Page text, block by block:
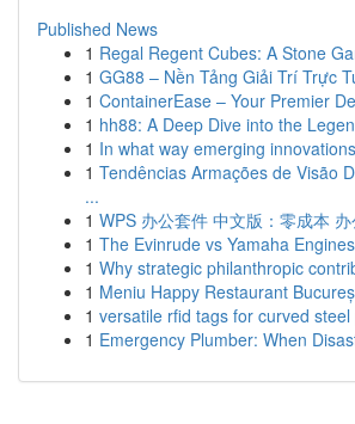
Published News
1 Regal Regent Cubes: A Stone
1 GG88 – Nền Tảng Giải Trí Trực
1 ContainerEase – Your Premier
1 hh88: A Deep Dive into the
1 In what way emerging
1 Tendências Armações de Visão
...
1 WPS 办公套件 中文版：零成本
1 The Evinrude vs Yamaha
1 Why strategic philanthropic
1 Meniu Happy Restaurant
1 versatile rfid tags for curved
1 Emergency Plumber: When